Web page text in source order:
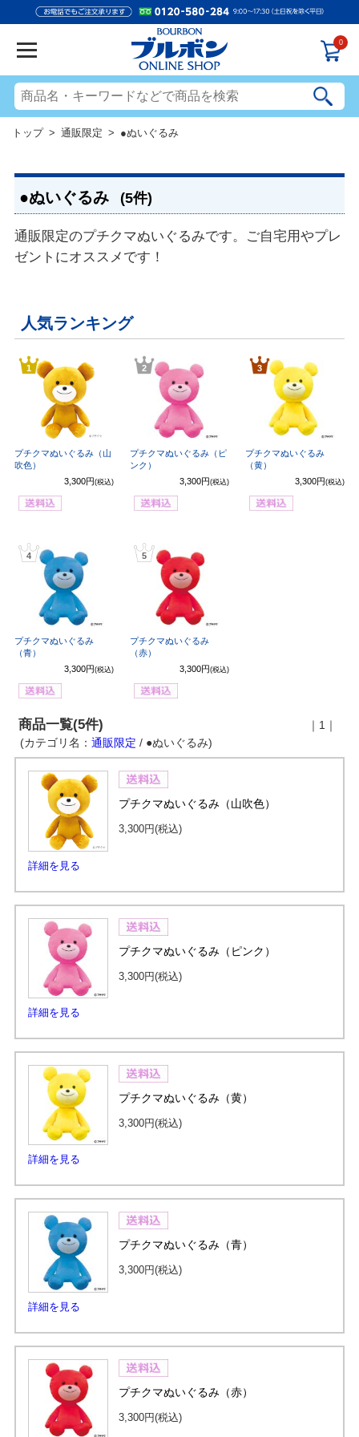
0
トップ> 通販限定 > ●ぬいぐるみ
●ぬいぐるみ (5件)
通販限定のプチクマぬいぐるみです。ご自宅用やプレ
ゼントにオススメです！
人気ランキング
1
プチクマぬいぐるみ（山
吹色）
3,300円 (税込)
2
プチクマぬいぐるみ（ピ
ンク）
3,300円 (税込)
3
プチクマぬいぐるみ
（黄）
3,300円(税込)
4
プチクマぬいぐるみ
（青）
3,300円 (税込)
5
プチクマぬいぐるみ
（赤）
3,300円 (税込)
商品一覧(5件)
｜1｜
(カテゴリ名： 通販限定 / ●ぬいぐるみ)
詳細を見る
プチクマぬいぐるみ（山吹色）
3,300円(税込)
詳細を見る
プチクマぬいぐるみ（ピンク）
3,300円(税込)
詳細を見る
プチクマぬいぐるみ（黄）
3,300円(税込)
詳細を見る
プチクマぬいぐるみ（青）
3,300円(税込)
プチクマぬいぐるみ（赤）
3,300円(税込)